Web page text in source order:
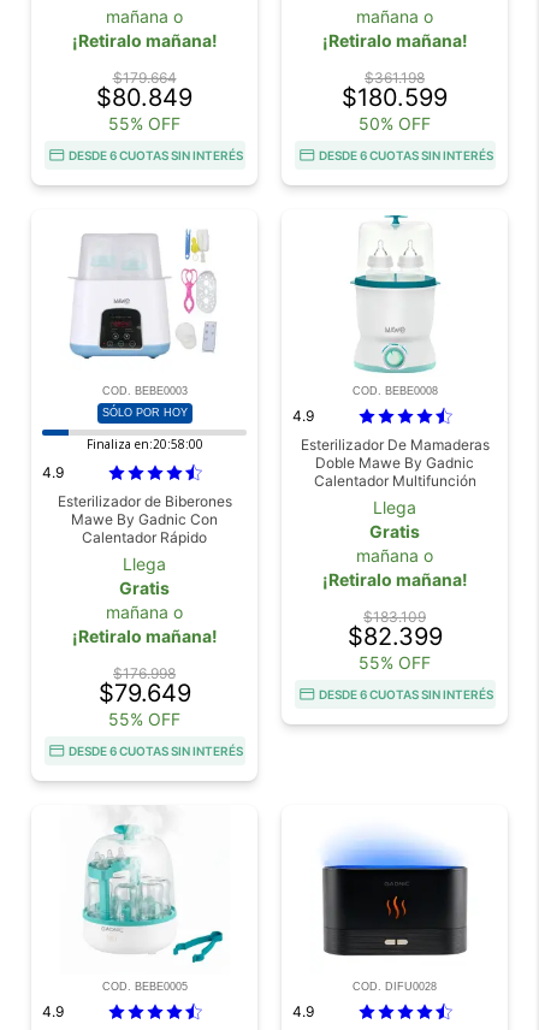
mañana o
¡Retiralo mañana!
$179.664
$80.849
55% OFF
DESDE 6 CUOTAS SIN INTERÉS
mañana o
¡Retiralo mañana!
$361.198
$180.599
50% OFF
DESDE 6 CUOTAS SIN INTERÉS
COD. BEBE0003
SÓLO POR HOY
Finaliza en:20:57:59
4.9
Esterilizador de Biberones
Mawe By Gadnic Con
Calentador Rápido
Llega
Gratis
mañana o
¡Retiralo mañana!
$176.998
$79.649
55% OFF
DESDE 6 CUOTAS SIN INTERÉS
COD. BEBE0008
4.9
Esterilizador De Mamaderas
Doble Mawe By Gadnic
Calentador Multifunción
Digital
Llega
Gratis
mañana o
¡Retiralo mañana!
$183.109
$82.399
55% OFF
DESDE 6 CUOTAS SIN INTERÉS
COD. BEBE0005
4.9
COD. DIFU0028
4.9